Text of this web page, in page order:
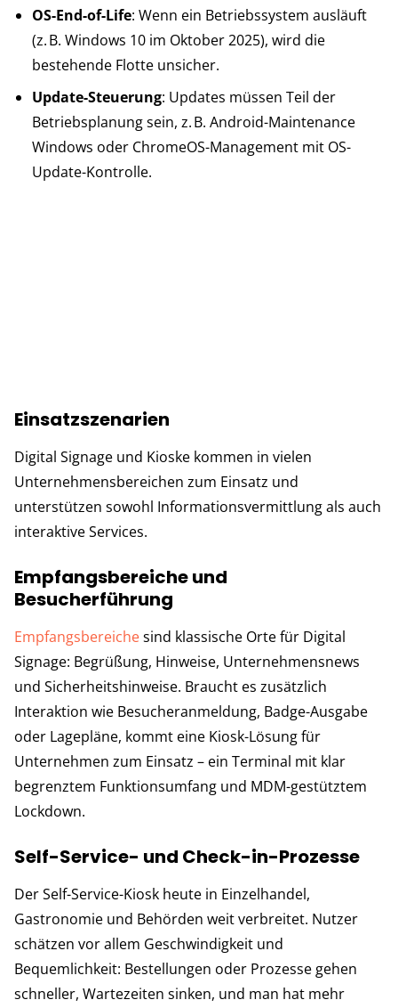
OS-End-of-Life: Wenn ein Betriebssystem ausläuft
(z. B. Windows 10 im Oktober 2025), wird die
bestehende Flotte unsicher.
Update-Steuerung: Updates müssen Teil der
Betriebsplanung sein, z. B. Android-Maintenance
Windows oder ChromeOS-Management mit OS-
Update-Kontrolle.
Einsatzszenarien
Digital Signage und Kioske kommen in vielen
Unternehmensbereichen zum Einsatz und
unterstützen sowohl Informationsvermittlung als auch
interaktive Services.
Empfangsbereiche und
Besucherführung
Empfangsbereichesind klassische Orte für Digital
Signage: Begrüßung, Hinweise, Unternehmensnews
und Sicherheitshinweise. Braucht es zusätzlich
Interaktion wie Besucheranmeldung, Badge-Ausgabe
oder Lagepläne, kommt eine Kiosk-Lösung für
Unternehmen zum Einsatz – ein Terminal mit klar
begrenztem Funktionsumfang und MDM-gestütztem
Lockdown.
Self-Service- und Check-in-Prozesse
Der Self-Service-Kiosk heute in Einzelhandel,
Gastronomie und Behörden weit verbreitet. Nutzer
schätzen vor allem Geschwindigkeit und
Bequemlichkeit: Bestellungen oder Prozesse gehen
schneller, Wartezeiten sinken, und man hat mehr